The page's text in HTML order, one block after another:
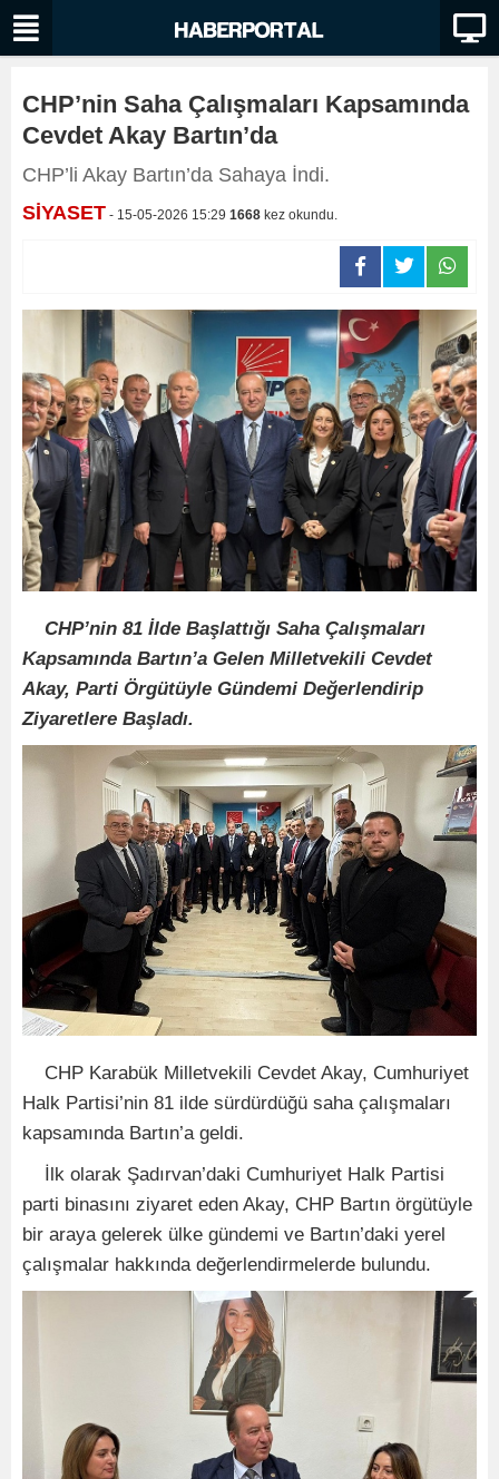
CHP’nin Saha Çalışmaları Kapsamında
Cevdet Akay Bartın’da
CHP’li Akay Bartın’da Sahaya İndi.
SİYASET - 15-05-2026 15:29 1668 kez okundu.
CHP’nin 81 İlde Başlattığı Saha Çalışmaları
Kapsamında Bartın’a Gelen Milletvekili Cevdet
Akay, Parti Örgütüyle Gündemi Değerlendirip
Ziyaretlere Başladı.
CHP Karabük Milletvekili Cevdet Akay, Cumhuriyet
Halk Partisi’nin 81 ilde sürdürdüğü saha çalışmaları
kapsamında Bartın’a geldi.
İlk olarak Şadırvan’daki Cumhuriyet Halk Partisi
parti binasını ziyaret eden Akay, CHP Bartın örgütüyle
bir araya gelerek ülke gündemi ve Bartın’daki yerel
çalışmalar hakkında değerlendirmelerde bulundu.